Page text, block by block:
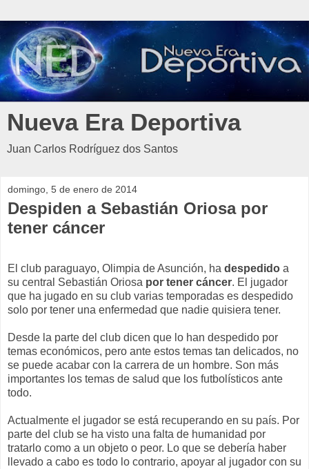
Nueva Era Deportiva
Juan Carlos Rodríguez dos Santos
domingo, 5 de enero de 2014
Despiden a Sebastián Oriosa por
tener cáncer
El club paraguayo, Olimpia de Asunción, ha despedido a
su central Sebastián Oriosa por tener cáncer. El jugador
que ha jugado en su club varias temporadas es despedido
solo por tener una enfermedad que nadie quisiera tener.
Desde la parte del club dicen que lo han despedido por
temas económicos, pero ante estos temas tan delicados, no
se puede acabar con la carrera de un hombre. Son más
importantes los temas de salud que los futbolísticos ante
todo.
Actualmente el jugador se está recuperando en su país. Por
parte del club se ha visto una falta de humanidad por
tratarlo como a un objeto o peor. Lo que se debería haber
llevado a cabo es todo lo contrario, apoyar al jugador con su